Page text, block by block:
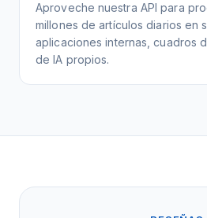
Aproveche nuestra API para
millones de artículos diarios en
aplicaciones internas, cuadros
de IA propios.